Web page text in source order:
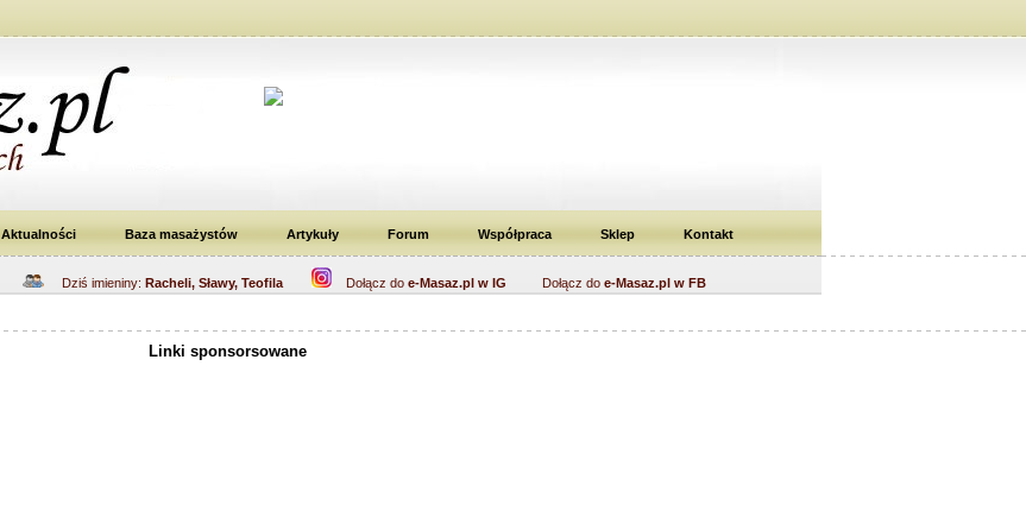
Aktualności Baza masażystów Artykuły Forum Współpraca Sklep Kontakt
Dziś imieniny: Racheli, Sławy, Teofila Dołącz do e-Masaz.pl w IG Dołącz do e-Masaz.pl w FB
Linki sponsorsowane